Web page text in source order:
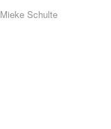
Mieke Schulte